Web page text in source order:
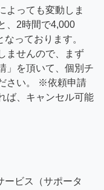
よっても変動しま
、2時間で4,000
っております。
ませんので、まず
」を頂いて、個別チ
さい。 ※依頼申請
ば、キャンセル可能
ービス（サポータ